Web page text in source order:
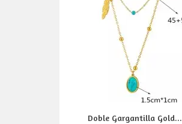
Doble Gargantilla Gold...